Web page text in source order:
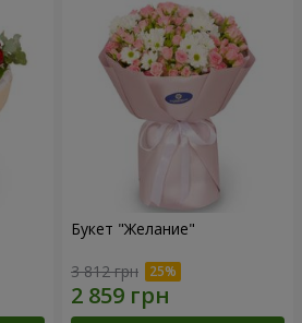
Букет "Желание"
3 812 грн